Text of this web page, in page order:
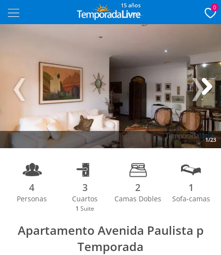
15 años 0
1/23
Next
4
Personas
3
Cuartos
1 Suite
2
Camas Dobles
1
Sofa-camas
Apartamento Avenida Paulista p
Temporada